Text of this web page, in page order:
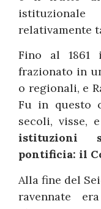
relativamente
Fino al 1861
frazionato in
o regionali, e
Fu in questo
secoli, visse,
istituzioni
pontificia: il
Alla fine del
ravennate